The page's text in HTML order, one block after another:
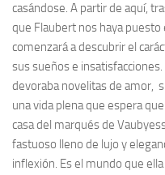
casándose. A partir de aquí,
que Flaubert nos haya
comenzará a descubrir el
sus sueños e
devoraba novelitas de amor,
una vida plena que espera
casa del marqués de
fastuoso lleno de lujo y
inflexión. Es el mundo que